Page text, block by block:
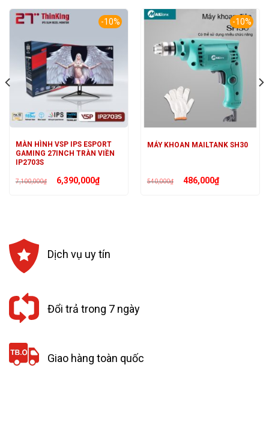
-10%
MÀN HÌNH VSP IPS ESPORT
GAMING 27INCH TRÀN VIỀN
IP2703S
7,100,000₫ Giá
gốc
6,390,000₫Giá
hiện
-10%
MÁY KHOAN MAILTANK SH30
540,000₫ Giá
gốc
486,000₫Giá
hiện
Dịch vụ uy tín
Đổi trả trong 7 ngày
Giao hàng toàn quốc